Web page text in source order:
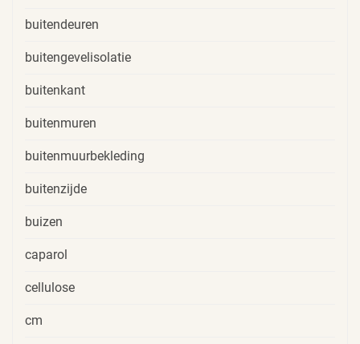
buitendeuren
buitengevelisolatie
buitenkant
buitenmuren
buitenmuurbekleding
buitenzijde
buizen
caparol
cellulose
cm